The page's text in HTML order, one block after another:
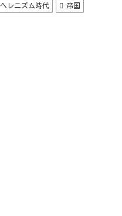
ヘレニズム時代 帝国